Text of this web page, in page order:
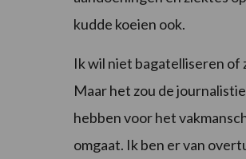
kudde koeien ook.
Ik wil niet bagatelliseren of
Maar het zou de
hebben voor het
omgaat. Ik ben er van